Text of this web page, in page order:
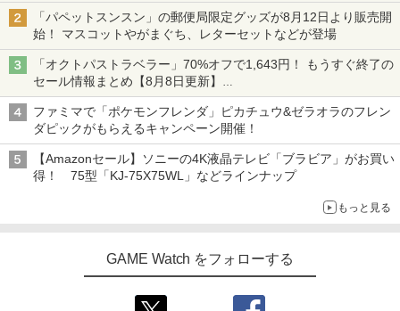
「パペットスンスン」の郵便局限定グッズが8月12日より販売開
始！ マスコットやがまぐち、レターセットなどが登場
「オクトパストラベラー」70%オフで1,643円！ もうすぐ終了の
セール情報まとめ【8月8日更新】
ニンテンドーeショップでは「大神 絶景版」が67%オフで990円
ファミマで「ポケモンフレンダ」ピカチュウ&ゼラオラのフレン
ダピックがもらえるキャンペーン開催！
【Amazonセール】ソニーの4K液晶テレビ「ブラビア」がお買い
得！ 75型「KJ-75X75WL」などラインナップ
もっと見る
GAME Watch をフォローする